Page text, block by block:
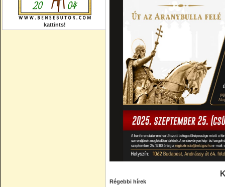
kattints!
Régebbi hírek